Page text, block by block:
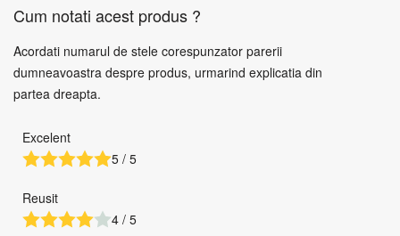
Cum notati acest produs ?
Acordati numarul de stele corespunzator parerii
dumneavoastra despre produs, urmarind explicatia din
partea dreapta.
Excelent
5 / 5
Reusit
4 / 5